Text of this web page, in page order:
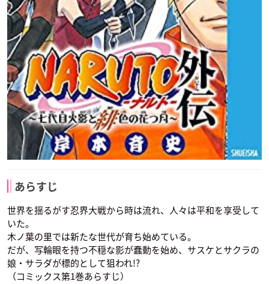
あらすじ
世界を揺るがす忍界大戦から時は流れ、人々は平和を享受して
いた。
木ノ葉の里では新たな世代が育ち始めている。
だが、写輪眼を持つ不穏な影が蠢動を始め、サスケとサクラの
娘・サラダが標的として狙われ!?
（コミックス第1巻あらすじ）